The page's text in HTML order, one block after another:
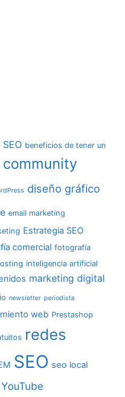
beneficios de tener un
diseño gráfico
email marketing
Estrategia SEO
comercial fotografía
inteligencia artificial
marketing digital
newsletter periodista
web Prestashop
redes
SEO seo local
YouTube